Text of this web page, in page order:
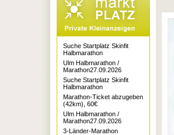
Suche Startplatz Skinfit
Halbmarathon
Ulm Halbmarathon /
Marathon27.09.2026
Suche Startplatz Skinfit
Halbmarathon
Marathon-Ticket abzugeben
(42km), 60€
Ulm Halbmarathon /
Marathon27.09.2026
3-Länder-Marathon